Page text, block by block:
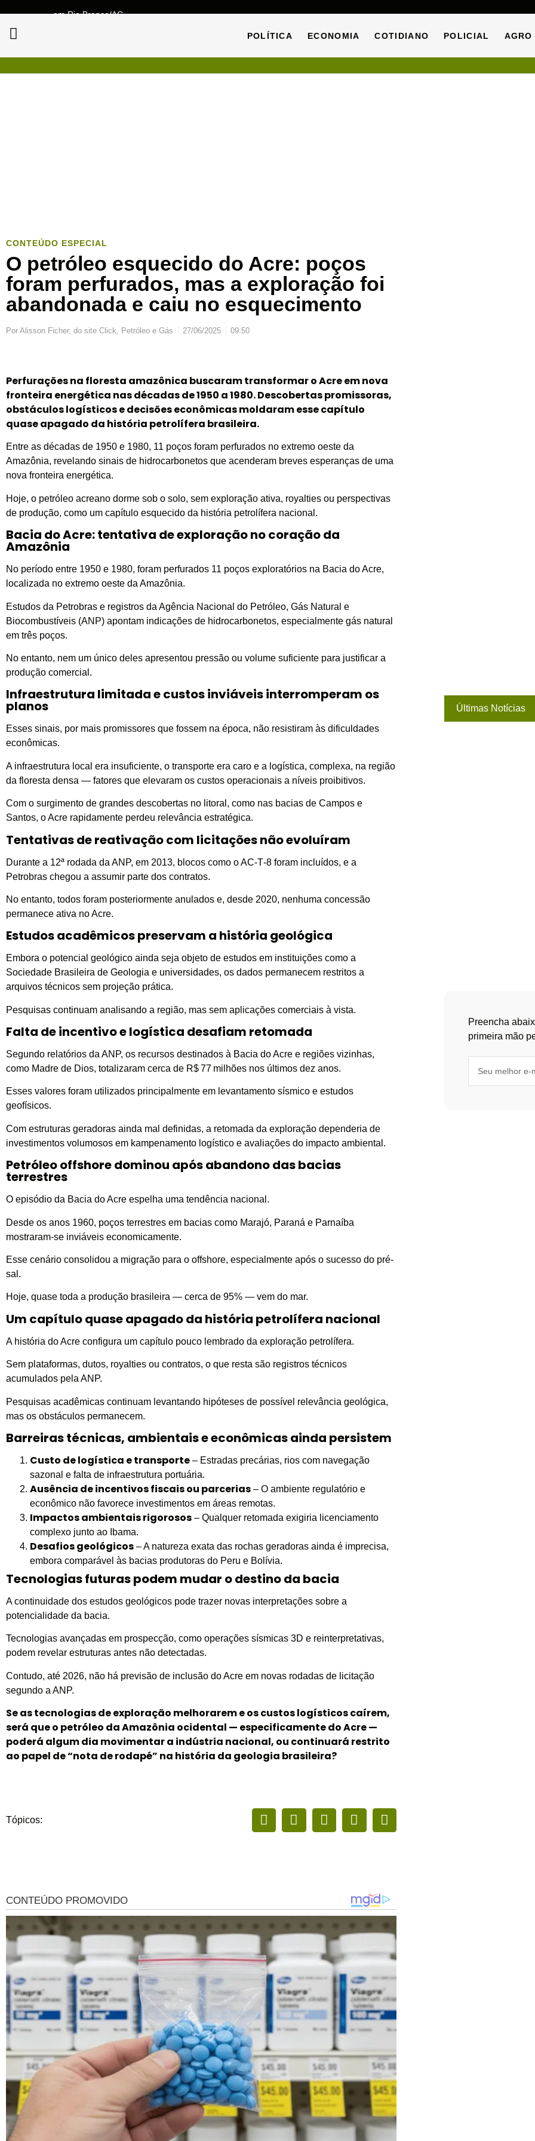
em Rio Branco/AC
POLÍTICA ECONOMIA COTIDIANO POLICIAL AGRO
CONTEÚDO ESPECIAL
O petróleo esquecido do Acre: poços
foram perfurados, mas a exploração foi
abandonada e caiu no esquecimento
Por Alisson Ficher, do site Click, Petróleo e Gás 27/06/2025 09:50
Perfurações na floresta amazônica buscaram transformar o Acre em nova
fronteira energética nas décadas de 1950 a 1980. Descobertas promissoras,
obstáculos logísticos e decisões econômicas moldaram esse capítulo
quase apagado da história petrolífera brasileira.
Entre as décadas de 1950 e 1980, 11 poços foram perfurados no extremo oeste da
Amazônia, revelando sinais de hidrocarbonetos que acenderam breves esperanças de uma
nova fronteira energética.
Hoje, o petróleo acreano dorme sob o solo, sem exploração ativa, royalties ou perspectivas
de produção, como um capítulo esquecido da história petrolífera nacional.
Bacia do Acre: tentativa de exploração no coração da
Amazônia
No período entre 1950 e 1980, foram perfurados 11 poços exploratórios na Bacia do Acre,
localizada no extremo oeste da Amazônia.
Estudos da Petrobras e registros da Agência Nacional do Petróleo, Gás Natural e
Biocombustíveis (ANP) apontam indicações de hidrocarbonetos, especialmente gás natural
em três poços.
No entanto, nem um único deles apresentou pressão ou volume suficiente para justificar a
produção comercial.
Infraestrutura limitada e custos inviáveis interromperam os
planos
Esses sinais, por mais promissores que fossem na época, não resistiram às dificuldades
econômicas.
A infraestrutura local era insuficiente, o transporte era caro e a logística, complexa, na região
da floresta densa — fatores que elevaram os custos operacionais a níveis proibitivos.
Com o surgimento de grandes descobertas no litoral, como nas bacias de Campos e
Santos, o Acre rapidamente perdeu relevância estratégica.
Tentativas de reativação com licitações não evoluíram
Durante a 12ª rodada da ANP, em 2013, blocos como o AC‑T‑8 foram incluídos, e a
Petrobras chegou a assumir parte dos contratos.
No entanto, todos foram posteriormente anulados e, desde 2020, nenhuma concessão
permanece ativa no Acre.
Estudos acadêmicos preservam a história geológica
Embora o potencial geológico ainda seja objeto de estudos em instituições como a
Sociedade Brasileira de Geologia e universidades, os dados permanecem restritos a
arquivos técnicos sem projeção prática.
Pesquisas continuam analisando a região, mas sem aplicações comerciais à vista.
Falta de incentivo e logística desafiam retomada
Segundo relatórios da ANP, os recursos destinados à Bacia do Acre e regiões vizinhas,
como Madre de Dios, totalizaram cerca de R$ 77 milhões nos últimos dez anos.
Esses valores foram utilizados principalmente em levantamento sísmico e estudos
geofísicos.
Com estruturas geradoras ainda mal definidas, a retomada da exploração dependeria de
investimentos volumosos em kampenamento logístico e avaliações do impacto ambiental.
Petróleo offshore dominou após abandono das bacias
terrestres
O episódio da Bacia do Acre espelha uma tendência nacional.
Desde os anos 1960, poços terrestres em bacias como Marajó, Paraná e Parnaíba
mostraram-se inviáveis economicamente.
Esse cenário consolidou a migração para o offshore, especialmente após o sucesso do pré-
sal.
Hoje, quase toda a produção brasileira — cerca de 95% — vem do mar.
Um capítulo quase apagado da história petrolífera nacional
A história do Acre configura um capítulo pouco lembrado da exploração petrolífera.
Sem plataformas, dutos, royalties ou contratos, o que resta são registros técnicos
acumulados pela ANP.
Pesquisas acadêmicas continuam levantando hipóteses de possível relevância geológica,
mas os obstáculos permanecem.
Barreiras técnicas, ambientais e econômicas ainda persistem
Custo de logística e transporte – Estradas precárias, rios com navegação
sazonal e falta de infraestrutura portuária.
Ausência de incentivos fiscais ou parcerias – O ambiente regulatório e
econômico não favorece investimentos em áreas remotas.
Impactos ambientais rigorosos – Qualquer retomada exigiria licenciamento
complexo junto ao Ibama.
Desafios geológicos – A natureza exata das rochas geradoras ainda é imprecisa,
embora comparável às bacias produtoras do Peru e Bolívia.
Tecnologias futuras podem mudar o destino da bacia
A continuidade dos estudos geológicos pode trazer novas interpretações sobre a
potencialidade da bacia.
Tecnologias avançadas em prospecção, como operações sísmicas 3D e reinterpretativas,
podem revelar estruturas antes não detectadas.
Contudo, até 2026, não há previsão de inclusão do Acre em novas rodadas de licitação
segundo a ANP.
Se as tecnologias de exploração melhorarem e os custos logísticos caírem,
será que o petróleo da Amazônia ocidental — especificamente do Acre —
poderá algum dia movimentar a indústria nacional, ou continuará restrito
ao papel de “nota de rodapé” na história da geologia brasileira?
Tópicos:
Últimas Notícias
Preencha
primeira mão